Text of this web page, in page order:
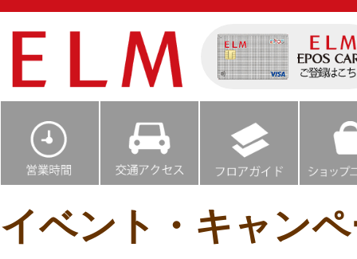
イベント・キャン